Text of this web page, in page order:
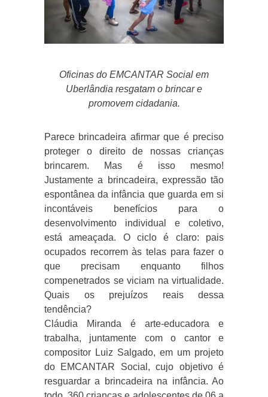
Oficinas do EMCANTAR Social em
Uberlândia resgatam o brincar e
promovem cidadania.
Parece brincadeira afirmar que é preciso
proteger o direito de nossas crianças
brincarem. Mas é isso mesmo!
Justamente a brincadeira, expressão tão
espontânea da infância que guarda em si
incontáveis benefícios para o
desenvolvimento individual e coletivo,
está ameaçada. O ciclo é claro: pais
ocupados recorrem às telas para fazer o
que precisam enquanto filhos
compenetrados se viciam na virtualidade.
Quais os prejuízos reais dessa
tendência?
Cláudia Miranda é arte-educadora e
trabalha, juntamente com o cantor e
compositor Luiz Salgado, em um projeto
do EMCANTAR Social, cujo objetivo é
resguardar a brincadeira na infância. Ao